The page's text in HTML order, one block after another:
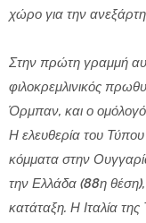
χώρο για την
Στην πρώτη γραμμή
φιλοκρεμλινικός
Όρμπαν, και ο
Η ελευθερία του
κόμματα στην
την Ελλάδα (88η θέση),
κατάταξη. Η Ιταλία της